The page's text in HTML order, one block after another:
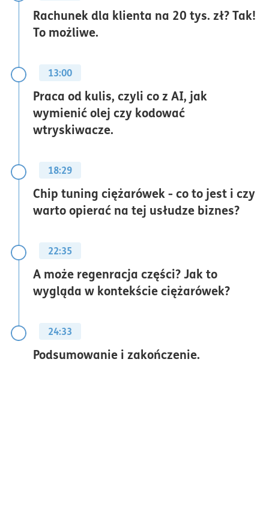
Rachunek dla klienta na 20 tys. zł? Tak!
To możliwe.
13:00
Praca od kulis, czyli co z AI, jak
wymienić olej czy kodować
wtryskiwacze.
18:29
Chip tuning ciężarówek - co to jest i czy
warto opierać na tej usłudze biznes?
22:35
A może regenracja części? Jak to
wygląda w kontekście ciężarówek?
24:33
Podsumowanie i zakończenie.